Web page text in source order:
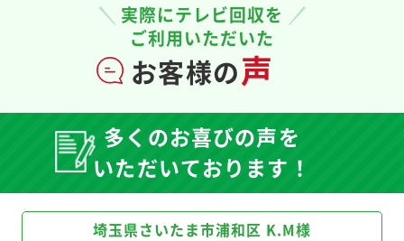
実際にテレビ回収を
ご利用いただいた
お客様の声
多くのお喜びの声を
いただいております！
埼玉県さいたま市浦和区 K.M様